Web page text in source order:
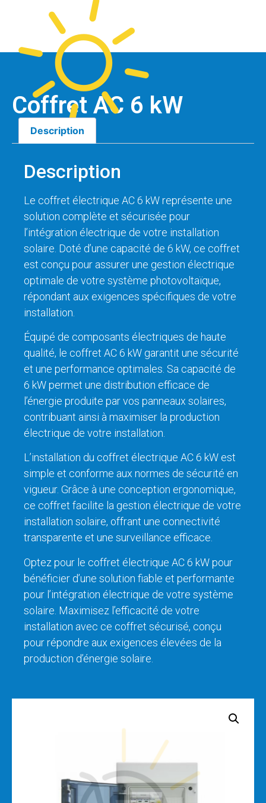
Coffret AC 6 kW
Description
Description
Le coffret électrique AC 6 kW représente une
solution complète et sécurisée pour
l’intégration électrique de votre installation
solaire. Doté d’une capacité de 6 kW, ce coffret
est conçu pour assurer une gestion électrique
optimale de votre système photovoltaïque,
répondant aux exigences spécifiques de votre
installation.
Équipé de composants électriques de haute
qualité, le coffret AC 6 kW garantit une sécurité
et une performance optimales. Sa capacité de
6 kW permet une distribution efficace de
l’énergie produite par vos panneaux solaires,
contribuant ainsi à maximiser la production
électrique de votre installation.
L’installation du coffret électrique AC 6 kW est
simple et conforme aux normes de sécurité en
vigueur. Grâce à une conception ergonomique,
ce coffret facilite la gestion électrique de votre
installation solaire, offrant une connectivité
transparente et une surveillance efficace.
Optez pour le coffret électrique AC 6 kW pour
bénéficier d’une solution fiable et performante
pour l’intégration électrique de votre système
solaire. Maximisez l’efficacité de votre
installation avec ce coffret sécurisé, conçu
pour répondre aux exigences élevées de la
production d’énergie solaire.